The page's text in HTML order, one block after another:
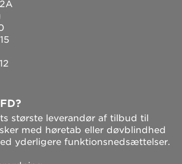
største leverandør af tilbud til
med høretab eller døvblindhed
yderligere funktionsnedsættelser.